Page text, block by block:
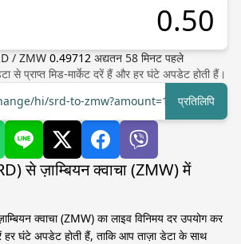
/ ZMW 0.49712 अद्यतन 58मिनट पहले
से प्राप्त मिड-मार्केट दरें हैं और हर घंटे अपडेट होती हैं।
hi/srd-to-zmw?amount=1
प्रतिलिपि
से ज़ाम्बियन क्वाचा (ZMW) में
क्वाचा (ZMW) का लाइव विनिमय दर उपयोग कर
घंटे अपडेट होती हैं, ताकि आप ताज़ा डेटा के साथ